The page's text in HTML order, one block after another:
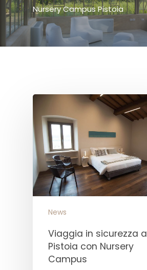
Nursery Campus Pistoia
News
Viaggia in sicurezza a
Pistoia con Nursery
Campus